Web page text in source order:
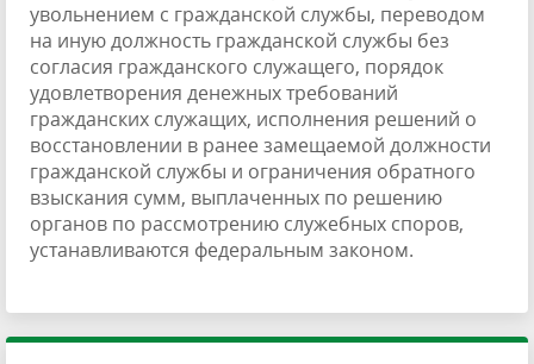
увольнением с гражданской службы, переводом
на иную должность гражданской службы без
согласия гражданского служащего, порядок
удовлетворения денежных требований
гражданских служащих, исполнения решений о
восстановлении в ранее замещаемой должности
гражданской службы и ограничения обратного
взыскания сумм, выплаченных по решению
органов по рассмотрению служебных споров,
устанавливаются федеральным законом.